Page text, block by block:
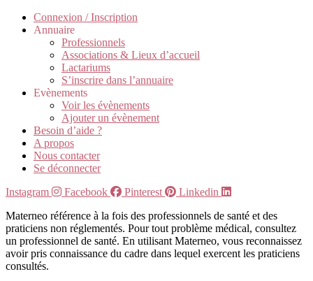
Connexion / Inscription
Annuaire
Professionnels
Associations & Lieux d’accueil
Lactariums
S’inscrire dans l’annuaire
Evènements
Voir les évènements
Ajouter un évènement
Besoin d’aide ?
A propos
Nous contacter
Se déconnecter
Instagram
Facebook Pinterest
Linkedin
Materneo référence à la fois des professionnels de santé et des
praticiens non réglementés. Pour tout problème médical, consultez
un professionnel de santé. En utilisant Materneo, vous reconnaissez
avoir pris connaissance du cadre dans lequel exercent les praticiens
consultés.